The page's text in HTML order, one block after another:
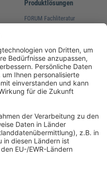
Produktlösungen
FORUM Fachliteratur